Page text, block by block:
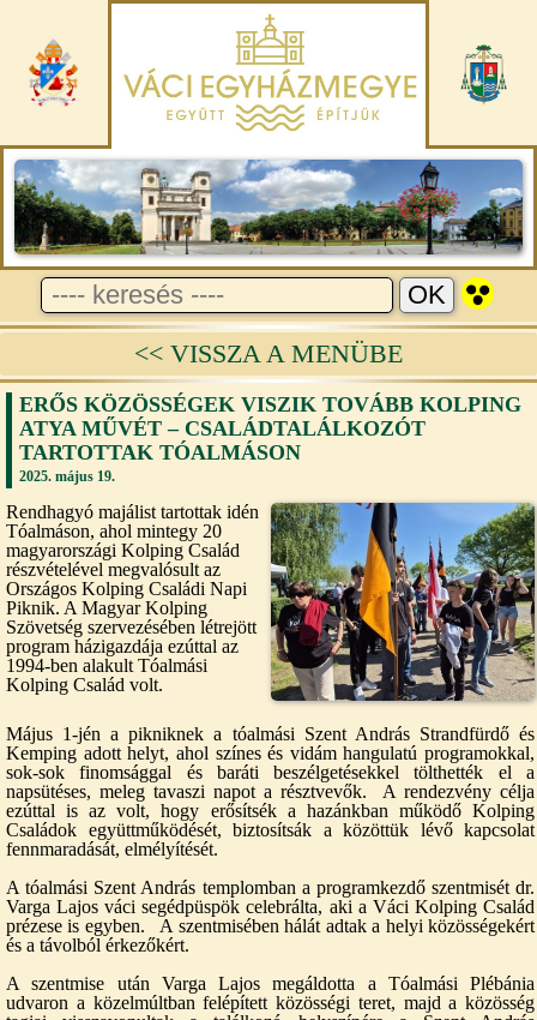
<< VISSZA A MENÜBE
ERŐS KÖZÖSSÉGEK VISZIK TOVÁBB KOLPING
ATYA MŰVÉT – CSALÁDTALÁLKOZÓT
TARTOTTAK TÓALMÁSON
2025. május 19.
Rendhagyó majálist tartottak idén
Tóalmáson, ahol mintegy 20
magyarországi Kolping Család
részvételével megvalósult az
Országos Kolping Családi Napi
Piknik. A Magyar Kolping
Szövetség szervezésében létrejött
program házigazdája ezúttal az
1994-ben alakult Tóalmási
Kolping Család volt.
Május 1-jén a pikniknek a tóalmási Szent András Strandfürdő és
Kemping adott helyt, ahol színes és vidám hangulatú programokkal,
sok-sok finomsággal és baráti beszélgetésekkel tölthették el a
napsütéses, meleg tavaszi napot a résztvevők. A rendezvény célja
ezúttal is az volt, hogy erősítsék a hazánkban működő Kolping
Családok együttműködését, biztosítsák a közöttük lévő kapcsolat
fennmaradását, elmélyítését.
A tóalmási Szent András templomban a programkezdő szentmisét dr.
Varga Lajos váci segédpüspök celebrálta, aki a Váci Kolping Család
prézese is egyben. A szentmisében hálát adtak a helyi közösségekért
és a távolból érkezőkért.
A szentmise után Varga Lajos megáldotta a Tóalmási Plébánia
udvaron a közelmúltban felépített közösségi teret, majd a közösség